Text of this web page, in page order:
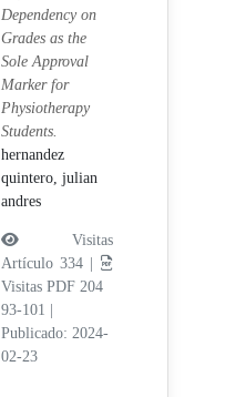
Dependency on
Grades as the
Sole Approval
Marker for
Physiotherapy
Students.
hernandez
quintero, julian
andres
Visitas
Artículo 334 |
Visitas PDF 204
93-101
Publicado: 2024-
02-23